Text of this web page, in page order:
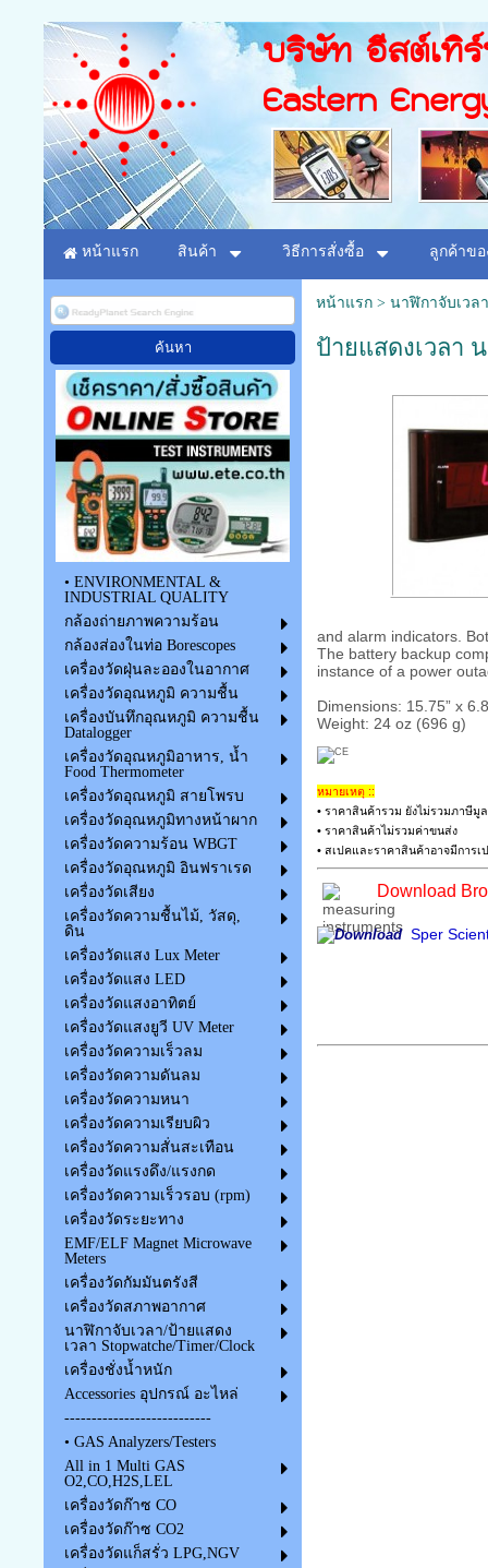
บริษัท อีสต์เทิ
Eastern
หน้าแรก สินค้า วิธีการสั่งซื้อ ลูกค้าขอ
• ENVIRONMENTAL &
INDUSTRIAL QUALITY
กล้องถ่ายภาพความร้อน
กล้องส่องในท่อ Borescopes
เครื่องวัดฝุ่นละอองในอากาศ
เครื่องวัดอุณหภูมิ ความชื้น
เครื่องบันทึกอุณหภูมิ ความชื้น
Datalogger
เครื่องวัดอุณหภูมิอาหาร, น้ำ
Food Thermometer
เครื่องวัดอุณหภูมิ สายโพรบ
เครื่องวัดอุณหภูมิทางหน้าผาก
เครื่องวัดความร้อน WBGT
เครื่องวัดอุณหภูมิ อินฟราเรด
เครื่องวัดเสียง
เครื่องวัดความชื้นไม้, วัสดุ,
ดิน
เครื่องวัดแสง Lux Meter
เครื่องวัดแสง LED
เครื่องวัดแสงอาทิตย์
เครื่องวัดแสงยูวี UV Meter
เครื่องวัดความเร็วลม
เครื่องวัดความดันลม
เครื่องวัดความหนา
เครื่องวัดความเรียบผิว
เครื่องวัดความสั่นสะเทือน
เครื่องวัดแรงดึง/แรงกด
เครื่องวัดความเร็วรอบ (rpm)
เครื่องวัดระยะทาง
EMF/ELF Magnet Microwave
Meters
เครื่องวัดกัมมันตรังสี
เครื่องวัดสภาพอากาศ
นาฬิกาจับเวลา/ป้ายแสดง
เวลา Stopwatche/Timer/Clock
เครื่องชั่งน้ำหนัก
Accessories อุปกรณ์ อะไหล่
---------------------------
• GAS Analyzers/Testers
All in 1 Multi GAS
O2,CO,H2S,LEL
เครื่องวัดก๊าซ CO
เครื่องวัดก๊าซ CO2
เครื่องวัดแก็สรั่ว LPG,NGV
หน้าแรก> นาฬิกาจับเวลา
ป้ายแสดงเวลา
and alarm indicators.
The battery backup
instance of a power
Dimensions: 15.75” x
Weight: 24 oz (696 g)
หมายเหตุ ::
• ราคาสินค้ารวม ยังไม่รวมภาษีมู
• ราคาสินค้าไม่รวมค่าขนส่ง
• สเปคและราคาสินค้าอาจมีการ
Download
Sper